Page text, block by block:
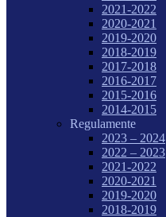
2021-2022
2020-2021
2019-2020
2018-2019
2017-2018
2016-2017
2015-2016
2014-2015
Regulamente
2023 – 2024
2022 – 2023
2021-2022
2020-2021
2019-2020
2018-2019